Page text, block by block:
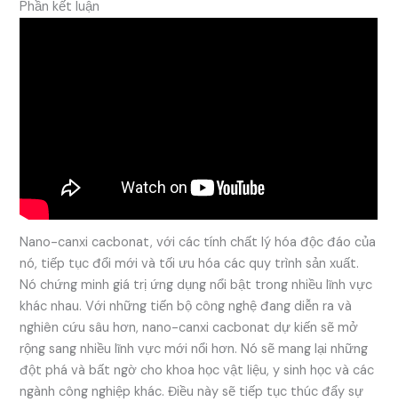
Phần kết luận
Nano-canxi cacbonat, với các tính chất lý hóa độc đáo của
nó, tiếp tục đổi mới và tối ưu hóa các quy trình sản xuất.
Nó chứng minh giá trị ứng dụng nổi bật trong nhiều lĩnh vực
khác nhau. Với những tiến bộ công nghệ đang diễn ra và
nghiên cứu sâu hơn, nano-canxi cacbonat dự kiến sẽ mở
rộng sang nhiều lĩnh vực mới nổi hơn. Nó sẽ mang lại những
đột phá và bất ngờ cho khoa học vật liệu, y sinh học và các
ngành công nghiệp khác. Điều này sẽ tiếp tục thúc đẩy sự